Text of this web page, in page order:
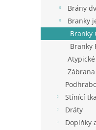
e
l
Brány
Branky
Branky
Branky
Stínící
Dráty
Doplňky